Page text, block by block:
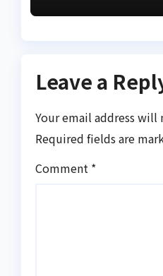
Leave a
Your email address
Required fields are
Comment *